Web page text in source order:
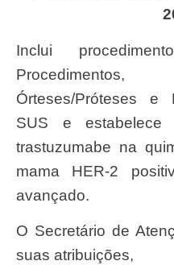
Inclui procedimentos na Tabela de
Órteses/Próteses e
SUS e
trastuzumabe na
mama HER-2
avançado.
O Secretário de Atenção à Saúde, no uso de
suas atribuições,